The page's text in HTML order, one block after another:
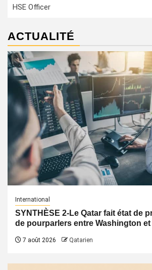
HSE Officer
ACTUALITÉ
International
SYNTHÈSE 2-Le Qatar fait état de
de pourparlers entre Washington et
7 août 2026 Qatarien